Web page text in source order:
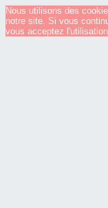
Nous utilisons des
notre site. Si vous
vous acceptez